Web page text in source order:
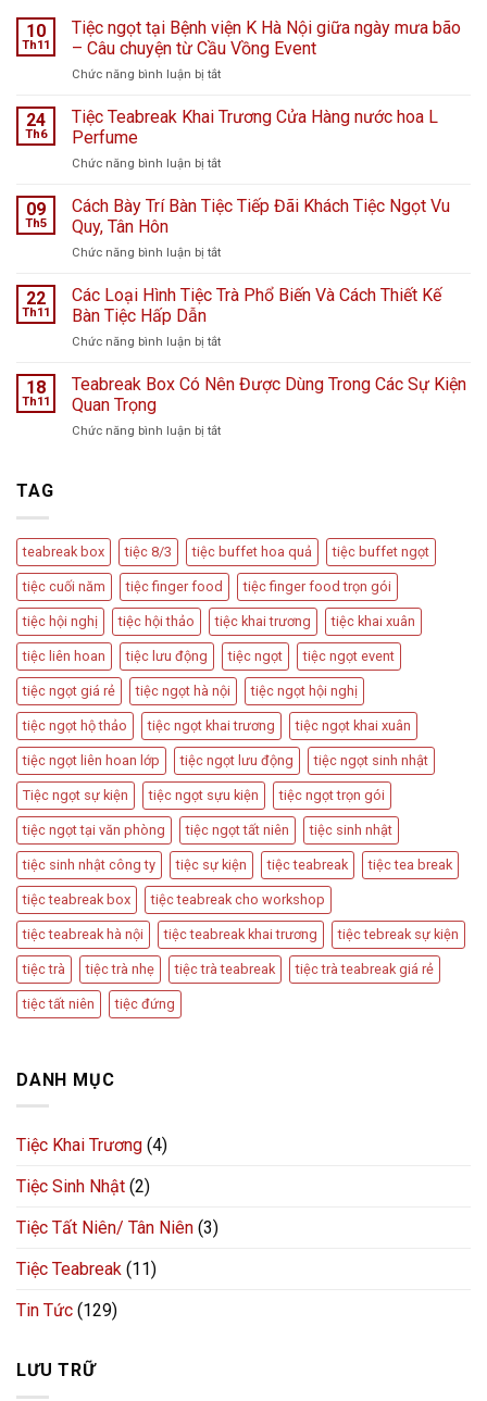
10
Th11
Tiệc ngọt tại Bệnh viện K Hà Nội giữa ngày mưa bão
– Câu chuyện từ Cầu Vồng Event
Chức năng bình luận bị tắtở
ngọt
viện
Hà
ngày
bão
Cầu
24
Th6
Tiệc Teabreak Khai Trương Cửa Hàng nước hoa L
Perfume
Chức năng bình luận bị tắtở
Teabreak
Khai
Cửa
nước
Perfume
09
Th5
Cách Bày Trí Bàn Tiệc Tiếp Đãi Khách Tiệc Ngọt Vu
Quy, Tân Hôn
Chức năng bình luận bị tắtở
Bày
Tiệc
Đãi
Ngọt
22
Th11
Các Loại Hình Tiệc Trà Phổ Biến Và Cách Thiết Kế
Bàn Tiệc Hấp Dẫn
Chức năng bình luận bị tắtở
Loại
Trà
Kế
Bàn
Tiệc
Hấp
Dẫn
18
Th11
Teabreak Box Có Nên Được Dùng Trong Các Sự Kiện
Quan Trọng
Chức năng bình luận bị tắtở
Dùng
Trong
Các
Sự
Kiện
Quan
Trọng
TAG
teabreak box tiệc 8/3 tiệc buffet hoa quả tiệc buffet ngọt
tiệc cuối năm tiệc finger food tiệc finger food trọn gói
tiệc hội nghị tiệc hội thảo tiệc khai trương tiệc khai xuân
tiệc liên hoan tiệc lưu động tiệc ngọt tiệc ngọt event
tiệc ngọt giá rẻ tiệc ngọt hà nội tiệc ngọt hội nghị
tiệc ngọt hộ thảo tiệc ngọt khai trương tiệc ngọt khai xuân
tiệc ngọt liên hoan lớp tiệc ngọt lưu động tiệc ngọt sinh nhật
Tiệc ngọt sự kiện tiệc ngọt sựu kiện tiệc ngọt trọn gói
tiệc ngọt tại văn phòng tiệc ngọt tất niên tiệc sinh nhật
tiệc sinh nhật công ty tiệc sự kiện tiệc teabreak tiệc tea break
tiệc teabreak box tiệc teabreak cho workshop
tiệc teabreak hà nội tiệc teabreak khai trương tiệc tebreak sự kiện
tiệc trà tiệc trà nhẹ tiệc trà teabreak tiệc trà teabreak giá rẻ
tiệc tất niên tiệc đứng
DANH MỤC
Tiệc Khai Trương (4)
Tiệc Sinh Nhật (2)
Tiệc Tất Niên/ Tân Niên (3)
Tiệc Teabreak (11)
Tin Tức (129)
LƯU TRỮ